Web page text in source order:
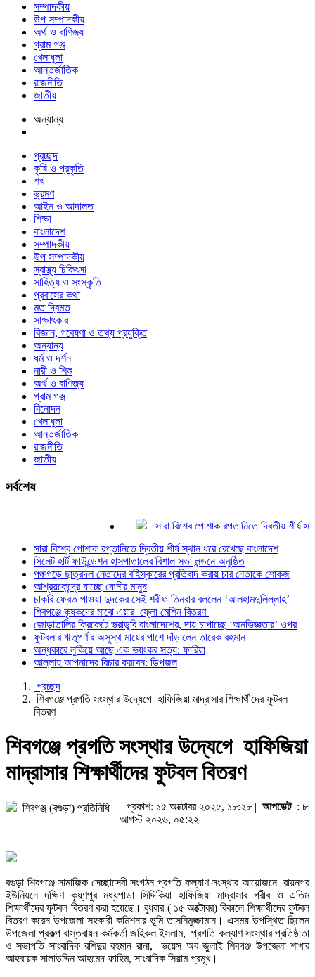
সম্পাদকীয়
উপ সম্পাদকীয়
অর্থ ও বাণিজ্য
গ্রাম গঞ্জ
খেলাধুলা
আন্তর্জাতিক
রাজনীতি
জাতীয়
অন্যান্য
প্রচ্ছদ
কৃষি ও প্রকৃতি
শখ
ভ্রমণ
আইন ও আদালত
শিক্ষা
বাংলাদেশ
সম্পাদকীয়
উপ সম্পাদকীয়
স্বাস্থ্য চিকিৎসা
সাহিত্য ও সংস্কৃতি
প্রবাসের কথা
মত দ্বিমত
সাক্ষাৎকার
বিজ্ঞান, গবেষণা ও তথ্য প্রযুক্তি
অন্যান্য
ধর্ম ও দর্শন
নারী ও শিশু
অর্থ ও বাণিজ্য
গ্রাম গঞ্জ
বিনোদন
খেলাধুলা
আন্তর্জাতিক
রাজনীতি
জাতীয়
সর্বশেষ
সারা বিশ্বে পোশাক রপ্তানিতে দ্বিতীয় শীর্ষ স্থান
সিলেট হার্ট ফাউন্ডেশন হাসপাতালের বিশাল সভা
পঞ্চগড়ে ছাত্রদল নেতাদের বহিস্কারের প্রতিবাদ
আশ্রয়কেন্দ্রে যাচ্ছে ফেনীর মানুষ
চাকরি ফেরত পাওয়া দুদকের সেই শরীফ তিনবার
শিবগঞ্জে কৃষকদের মাঝে এয়ার ফ্লো মেশিন বিতরণ
জোড়াতালির ক্রিকেটে ভরাডুবি বাংলাদেশের, দায়
ফুটবলার ঋতুপর্ণার অসুস্থ মায়ের পাশে দাঁড়ালেন
অন্ধকারে লুকিয়ে আছে এক ভয়ংকর সত্য: ফারিয়া
আল্লাহ আপনাদের বিচার করবেন: ডিপজল
সারা বিশ্বে পোশাক রপ্তানিতে দ্বিতীয় শীর্ষ স্থান ধরে রেখেছে বাংলাদেশ
সিলেট হার্ট ফাউন্ডেশন হাসপাতালের বিশাল সভা লন্ড‌নে অনুষ্ঠিত
পঞ্চগড়ে ছাত্রদল নেতাদের বহিস্কারের প্রতিবাদ করায় চার নেতাকে শোকজ
আশ্রয়কেন্দ্রে যাচ্ছে ফেনীর মানুষ
চাকরি ফেরত পাওয়া দুদকের সেই শরীফ তিনবার বললেন ‘আলহামদুলিল্লাহ’
শিবগঞ্জে কৃষকদের মাঝে এয়ার ফ্লো মেশিন বিতরণ
জোড়াতালির ক্রিকেটে ভরাডুবি বাংলাদেশের, দায় চাপাচ্ছে ‘অনভিজ্ঞতার’ ওপর
ফুটবলার ঋতুপর্ণার অসুস্থ মায়ের পাশে দাঁড়ালেন তারেক রহমান
অন্ধকারে লুকিয়ে আছে এক ভয়ংকর সত্য: ফারিয়া
আল্লাহ আপনাদের বিচার করবেন: ডিপজল
প্রচ্ছদ
শিবগঞ্জে প্রগতি সংস্থার উদ্যেগে হাফিজিয়া মাদ্রাসার শিক্ষার্থীদের ফুটবল
বিতরণ
শিবগঞ্জে প্রগতি সংস্থার উদ্যেগে হাফিজিয়া
মাদ্রাসার শিক্ষার্থীদের ফুটবল বিতরণ
শিবগঞ্জ (বগুড়া) প্রতিনিধি প্রকাশ: ১৫ অক্টোবর ২০২৫, ১৮:২৮ | আপডেট: ৮
আগস্ট ২০২৬, ০৫:২২
বগুড়া শিবগঞ্জে সামাজিক সেচ্ছাসেবী সংগঠন প্রগতি কল্যাণ সংস্থার আয়োজনে রায়নগর
ইউনিয়নে দক্ষিণ কৃষ্ণপুর মধ্যপাড়া সিদ্দিকিয়া হাফিজিয়া মাদ্রাসার গরীব ও এতিম
শিক্ষার্থীদের ফুটবল বিতরণ করা হয়েছে। বুধবার ( ১৫ অক্টোবর) বিকালে শিক্ষার্থীদের ফুটবল
বিতরণ করেন উপজেলা সহকারী কমিশনার ভূমি তাসনিমুজ্জামান। এসময় উপস্থিত ছিলেন
উপজেলা প্রকল্প বাস্তবায়ন কর্মকর্তা জহিরুল ইসলাম, প্রগতি কল্যাণ সংস্থার প্রতিষ্ঠাতা
ও সভাপতি সাংবাদিক রশিদুর রহমান রানা, ভয়েস অব জুলাই শিবগঞ্জ উপজেলা শাখার
আহবায়ক সালাউদ্দিন আহমেদ ফাহিম, সাংবাদিক সিয়াম প্রমূখ।